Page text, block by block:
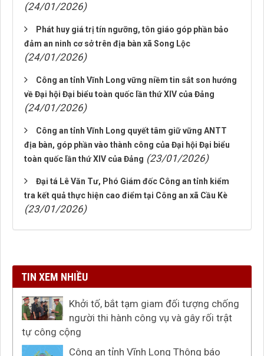
(24/01/2026)
Phát huy giá trị tín ngưỡng, tôn giáo góp phần bảo
đảm an ninh cơ sở trên địa bàn xã Song Lộc
(24/01/2026)
Công an tỉnh Vĩnh Long vững niềm tin sắt son hướng
về Đại hội Đại biểu toàn quốc lần thứ XIV của Đảng
(24/01/2026)
Công an tỉnh Vĩnh Long quyết tâm giữ vững ANTT
địa bàn, góp phần vào thành công của Đại hội Đại biểu
toàn quốc lần thứ XIV của Đảng (23/01/2026)
Đại tá Lê Văn Tư, Phó Giám đốc Công an tỉnh kiểm
tra kết quả thực hiện cao điểm tại Công an xã Cầu Kè
(23/01/2026)
TIN XEM NHIỀU
Khởi tố, bắt tạm giam đối tượng chống
người thi hành công vụ và gây rối trật
tự công cộng
Công an tỉnh Vĩnh Long Thông báo